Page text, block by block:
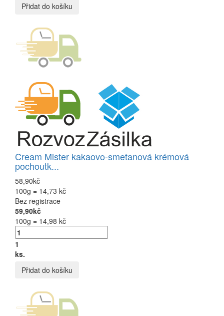
Přidat do košíku
Cream Mister kakaovo-smetanová krémová
pochoutk...
58,90kč
100g = 14,73 kč
Bez registrace
59,90kč
100g = 14,98 kč
1
ks.
Přidat do košíku